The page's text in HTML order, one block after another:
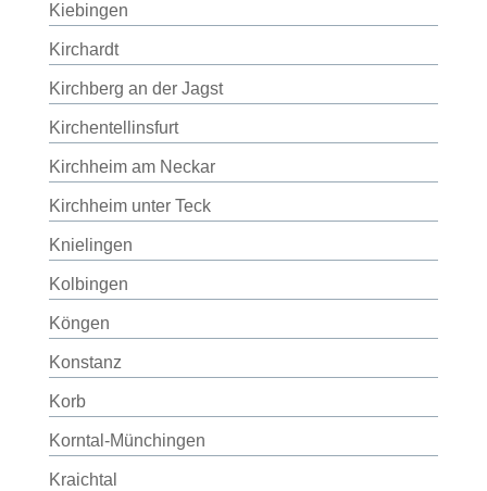
Kiebingen
Kirchardt
Kirchberg an der Jagst
Kirchentellinsfurt
Kirchheim am Neckar
Kirchheim unter Teck
Knielingen
Kolbingen
Köngen
Konstanz
Korb
Korntal-Münchingen
Kraichtal